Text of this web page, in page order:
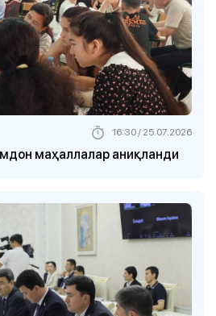
маҳаллалар аниқланди
16:30 / 25.07.2026